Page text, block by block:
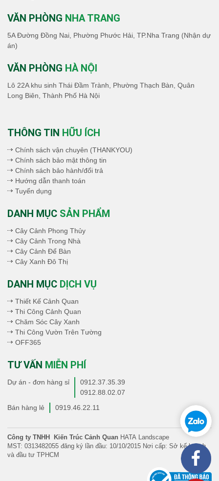
VĂN PHÒNG NHA TRANG
5A Đường Đồng Nai, Phường Phước Hải, TP.Nha Trang (Nhận dự
án)
VĂN PHÒNG HÀ NỘI
Lô 22A khu sinh Thái Đầm Trành, Phường Thạch Bàn, Quân
Long Biên, Thành Phố Hà Nội
THÔNG TIN HỮU ÍCH
Chính sách vận chuyên (THANKYOU)
Chính sách bảo mật thông tin
Chính sách bảo hành/đổi trả
Hướng dẫn thanh toán
Tuyển dụng
DANH MỤC SẢN PHẨM
Cây Cảnh Phong Thủy
Cây Cảnh Trong Nhà
Cây Cảnh Để Bàn
Cây Xanh Đô Thị
DANH MỤC DỊCH VỤ
Thiết Kế Cảnh Quan
Thi Công Cảnh Quan
Chăm Sóc Cây Xanh
Thi Công Vườn Trên Tường
OFF365
TƯ VẤN MIỄN PHÍ
Dự án - đơn hàng sỉ
0912.37.35.39
0912.88.02.07
Bán hàng lẻ
0919.46.22.11
Công ty TNHH Kiến Trúc Cảnh Quan HATA Landscape
MST: 0313482055 đăng ký lần đầu: 10/10/2015 Nơi cấp: Sở kế hoạch
và đầu tư TPHCM